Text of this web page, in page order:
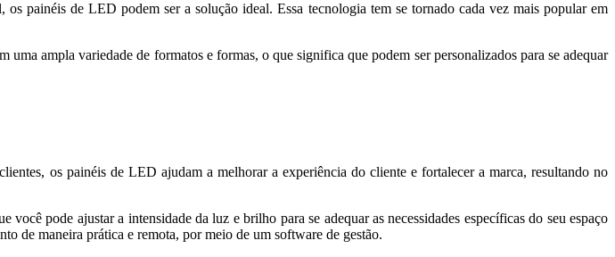
painéis de LED podem ser a solução ideal. Essa tecnologia tem se tornado cada vez mais popular em
ampla variedade de formatos e formas, o que significa que podem ser personalizados para se adequar
os painéis de LED ajudam a melhorar a experiência do cliente e fortalecer a marca, resultando no
pode ajustar a intensidade da luz e brilho para se adequar as necessidades específicas do seu espaço
de maneira prática e remota, por meio de um software de gestão.